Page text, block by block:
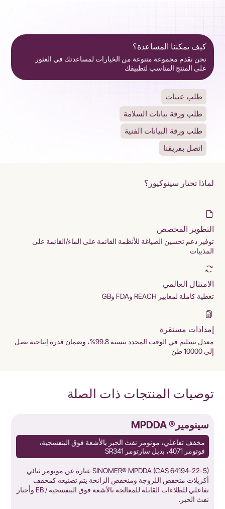
كيف يمكننا المساعدة؟
نحن نقدم مجموعة متنوعة من الخيارات لمساعدتك في العثور
على المنتج المناسب لتطبيقك
طلب عينات
طلب ورقة بيانات السلامة
طلب ورقة البيانات الفنية
اتصل بفريقنا
لماذا تختار سينوكيور؟
التطوير المخصص
توفير دعم تحسين الصياغة للأنظمة القائمة على الماء/القائمة على
المذيبات
الامتثال العالمي
تغطية كاملة لمعايير REACH وFDA وGB
إمدادات مستقرة
معدل تسليم في الوقت المحدد بنسبة 99.8%، وضمان قدرة إنتاجية تصل
إلى 10000 طن
توصيات المنتجات ذات الصلة
سينومير® MPDDA
مخفف تفاعلي، مونومر نفث الحبر بالأشعة فوق البنفسجية،
فوتومر 4071، بديل سارتومر SR341
SINOMER® MPDDA (CAS 64194-22-5) عبارة عن مونومر ثنائي
أكريلات منخفض اللزوجة ومنخفض الرائحة يتم تصنيعه كمخفف
تفاعلي للطلاءات القابلة للمعالجة بالأشعة فوق البنفسجية / EB وأحبار
نفث الحبر.